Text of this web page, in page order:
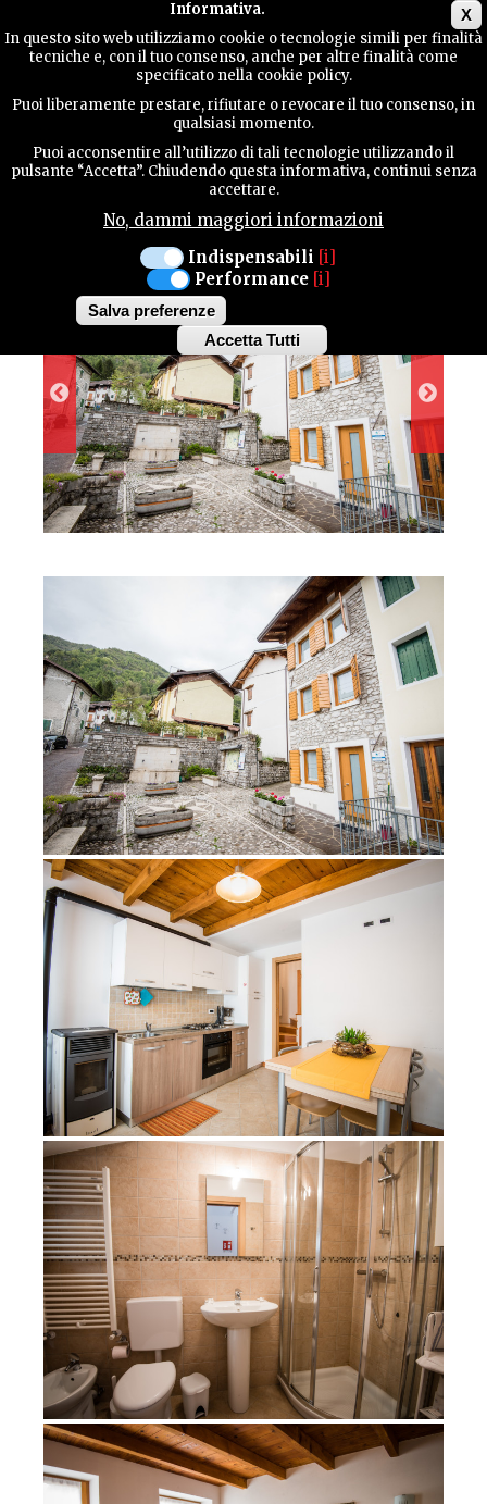
X
Informativa.
In questo sito web utilizziamo cookie o tecnologie simili per finalità
tecniche e, con il tuo consenso, anche per altre finalità come
specificato nella cookie policy.
Puoi liberamente prestare, rifiutare o revocare il tuo consenso, in
qualsiasi momento.
Puoi acconsentire all’utilizzo di tali tecnologie utilizzando il
pulsante “Accetta”. Chiudendo questa informativa, continui senza
accettare.
No, dammi maggiori informazioni
Indispensabili [i]
Performance [i]
Salva preferenze
Accetta Tutti
Withdraw
CONTATTI
ALBERGO DIFFUSO
ALBERGO DIFFUSO
BARCIS - CJASA RESSA